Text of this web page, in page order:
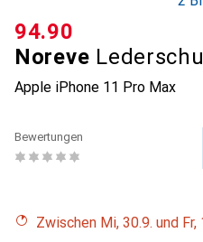
Noreve
Apple iPhone 11 Pro Max
CHF
94.90
Bewertungen
Zwischen Mi, 30.9. und